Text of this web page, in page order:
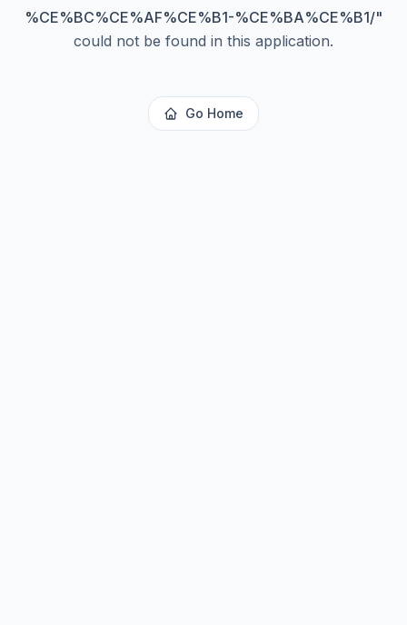
%CE%BC%CE%AF%CE%B1-%CE%BA%CE%B1/"
could not be found in this application.
Go Home